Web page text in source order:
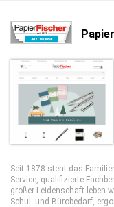
Seit 1878 steht das
Service, qualifizierte
großer Leidenschaft leben
Schul- und Bürobedarf,